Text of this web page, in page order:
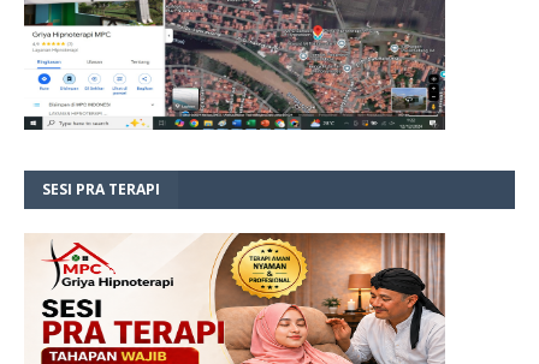
SESI PRA TERAPI